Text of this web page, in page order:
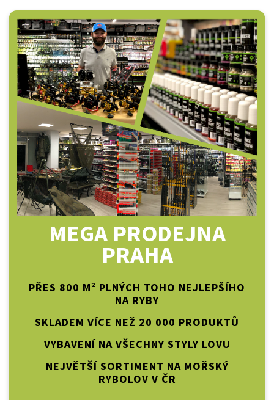
MEGA PRODEJNA
PRAHA
PŘES 800 M² PLNÝCH TOHO NEJLEPŠÍHO
NA RYBY
SKLADEM VÍCE NEŽ 20 000 PRODUKTŮ
VYBAVENÍ NA VŠECHNY STYLY LOVU
NEJVĚTŠÍ SORTIMENT NA MOŘSKÝ
RYBOLOV V ČR